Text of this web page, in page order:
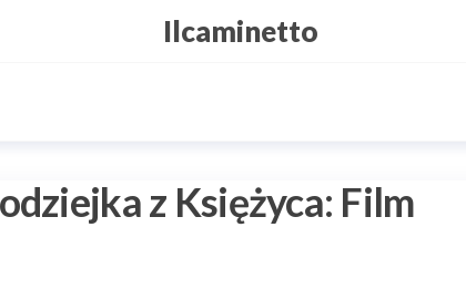
Ilcaminetto
z Księżyca: Film